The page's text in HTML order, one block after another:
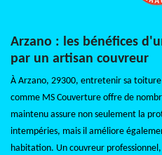
Arzano : les bénéfices
par un artisan couvreur
À Arzano, 29300, entretenir sa
comme MS Couverture offre de
maintenu assure non seulement la
intempéries, mais il améliore
habitation. Un couvreur